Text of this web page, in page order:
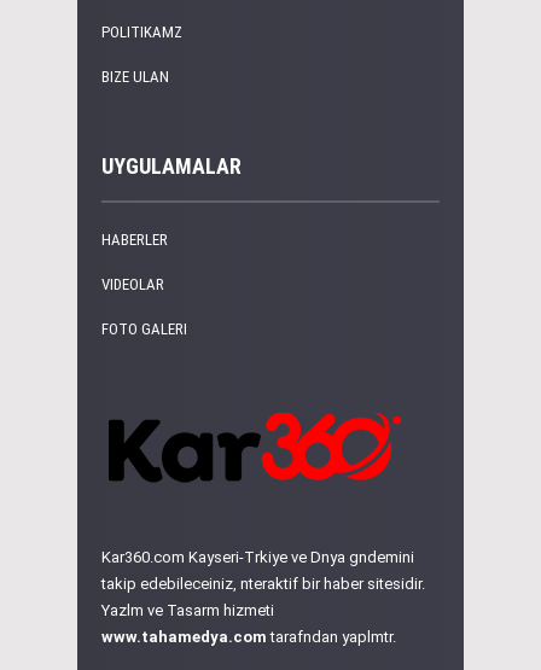
POLITIKAMZ
BIZE ULAN
UYGULAMALAR
HABERLER
VIDEOLAR
FOTO GALERI
Kar360.com Kayseri-Trkiye ve Dnya gndemini
takip edebileceiniz, nteraktif bir haber sitesidir.
Yazlm ve Tasarm hizmeti
www.tahamedya.com tarafndan yaplmtr.